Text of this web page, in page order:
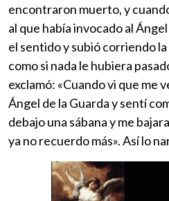
encontraron muerto, y
al que había invocado al
el sentido y subió corriendo
como si nada le hubiera
exclamó: «Cuando vi que me
Ángel de la Guarda y sentí
debajo una sábana y me
ya no recuerdo más». Así lo